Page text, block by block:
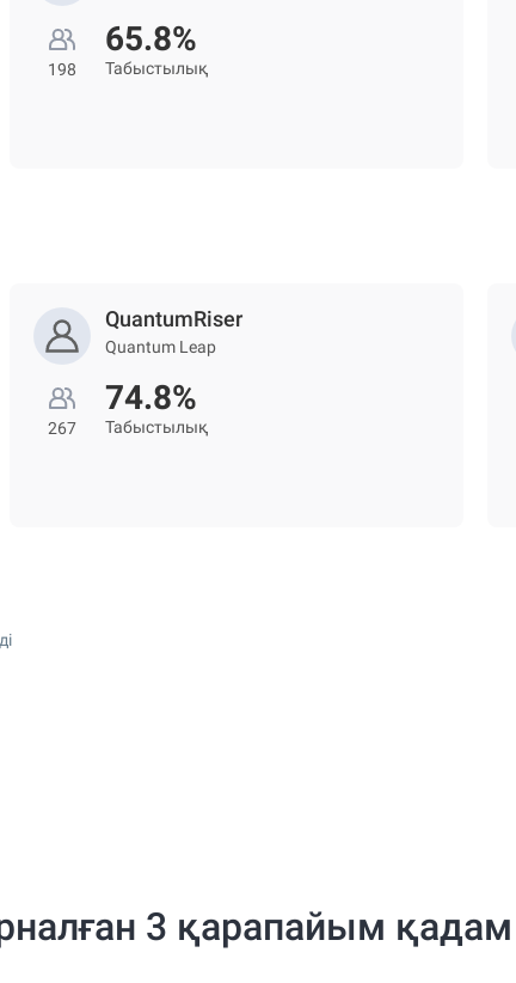
198
65.8%
Табыстылық
QuantumRiser
Quantum Leap
267
74.8%
Табыстылық
3 қарапайым қадам